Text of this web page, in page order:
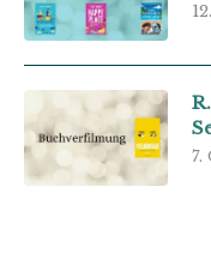
7.